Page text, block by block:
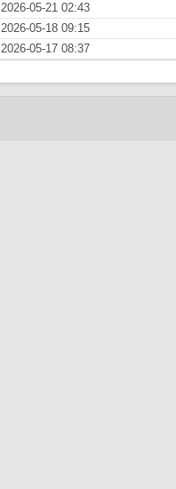
2026-05-21 02:43
2026-05-18 09:15
2026-05-17 08:37